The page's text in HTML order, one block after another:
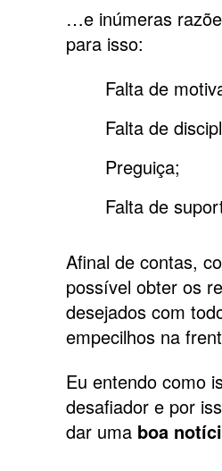
…e inúmeras
para isso:
Falta de
Falta de
Preguiça;
Falta de
Afinal de contas,
possível obter os
desejados com
empecilhos na
Eu entendo como
desafiador e por
dar uma boa